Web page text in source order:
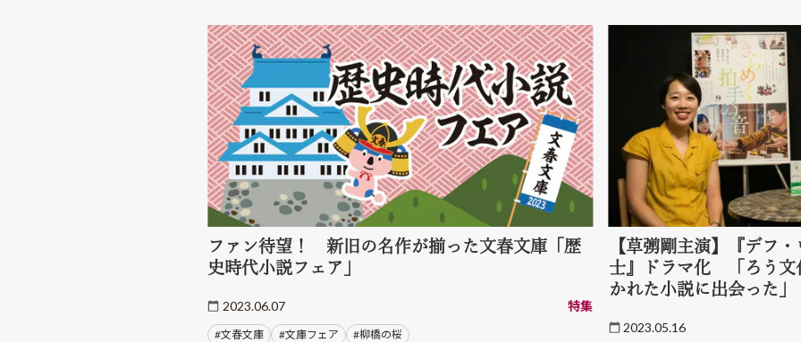
ファン待望！ 新旧の名作が揃った文春文庫「歴
史時代小説フェア」
2023.06.07 特集
#文春文庫 #文庫フェア #柳橋の桜
【草彅剛主演】『デフ
士』ドラマ化 「ろう文
かれた小説に出会った」
2023.05.16